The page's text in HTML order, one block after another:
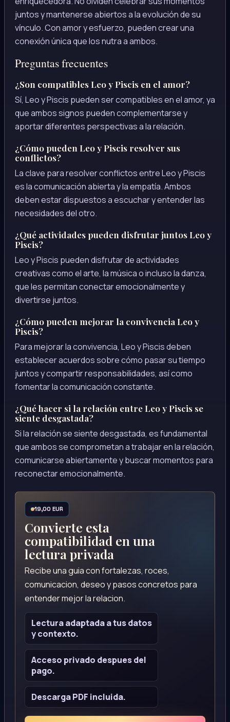
juntos y mantenerse abiertos a la evolución de su
vínculo. Con amor y esfuerzo, pueden crear una
conexión única que los nutra a ambos.
Preguntas frecuentes
¿Son compatibles Leo y Piscis en el amor?
Sí, Leo y Piscis pueden ser compatibles en el amor, ya
que ambos signos pueden complementarse y
aportar diferentes perspectivas a la relación.
¿Cómo pueden Leo y Piscis resolver sus
conflictos?
La clave para resolver conflictos entre Leo y Piscis
es la comunicación abierta y la empatía. Ambos
deben estar dispuestos a escuchar y entender las
necesidades del otro.
¿Qué actividades pueden disfrutar juntos Leo y
Piscis?
Leo y Piscis pueden disfrutar de actividades
creativas como el arte, la música o incluso la danza,
que les permitan conectar emocionalmente y
divertirse juntos.
¿Cómo pueden mejorar la convivencia Leo y
Piscis?
Para mejorar la convivencia, Leo y Piscis deben
establecer acuerdos sobre cómo pasar su tiempo
juntos y compartir responsabilidades, así como
fomentar la comunicación constante.
¿Qué hacer si la relación entre Leo y Piscis se
siente desgastada?
Si la relación se siente desgastada, es fundamental
que ambos se comprometan a trabajar en la relación,
comunicarse abiertamente y buscar momentos para
reconectar emocionalmente.
19,00 EUR
Convierte esta
compatibilidad en una
lectura privada
Recibe una guia con fortalezas, roces,
comunicacion, deseo y pasos concretos para
entender mejor la relacion.
Lectura adaptada a tus datos
y contexto.
Acceso privado despues del
pago.
Descarga PDF incluida.